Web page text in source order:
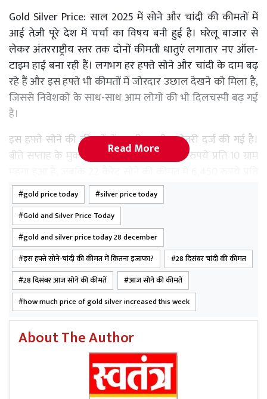
Gold Silver Price: साल 2025 में सोने और चांदी की कीमतों में
आई तेज़ी पूरे देश में चर्चा का विषय बनी हुई है। घरेलू बाजार से
लेकर अंतरराष्ट्रीय स्तर तक दोनों कीमती धातुएं लगातार नए ऑल-
टाइम हाई बना रही हैं। लगभग हर हफ्ते सोने और चांदी के दाम बढ़
रहे हैं और इस हफ्ते भी कीमतों में जोरदार उछाल देखने को मिला है,
जिससे निवेशकों के साथ-साथ आम लोगों की भी दिलचस्पी बढ़ गई
है।
इस हफ्ते सोने की कीमतों में अच्छी-खासी बढ़ोतरी दर्ज की गई है।
बीते सप्ताह के मुकाबले 24 कैरेट सोना 7,040 रुपये प्रति 10 ग्राम
10 ग्राम की तेजी आई है। इससे साफ है कि सोना लगातार मजबूत
रुख बनाए हुए है।
चांदी की बात करें तो इसमें सोने से भी ज्यादा तेज उछाल देखने को
मिला है। इस हफ्ते 1 किलो चांदी की कीमत में 37,000 रुपये की
बढ़ोतरी दर्ज की गई है, जो हाल के समय की सबसे बड़ी साप्ताहिक
बढ़ोतरी मानी जा रही है।
धसड़ा राजा (विकास खंड लालगंज) में बदहाल
सड़क और जलभराव से ग्रामीण परेशान
Read More
gold price today
silver price today
Gold and Silver Price Today
gold and silver price today 28 december
इस हफ्ते सोने-चांदी की कीमत में कितना इजाफा?
28 दिसंबर चांदी की कीमत
28 दिसंबर आज सोने की कीमतें
आज सोने की कीमतें
how much price of gold silver increased this week
About The Author